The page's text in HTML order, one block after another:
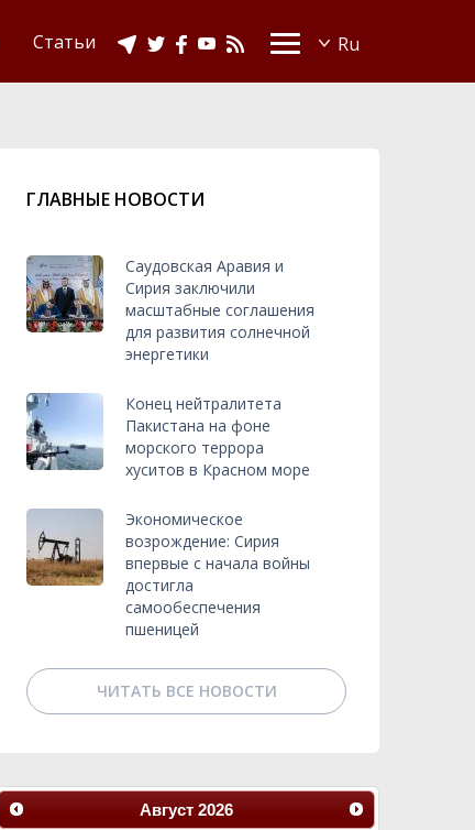
Статьи
ГЛАВНЫЕ НОВОСТИ
Саудовская Аравия и
Сирия заключили
масштабные соглашения
для развития солнечной
энергетики
Конец нейтралитета
Пакистана на фоне
морского террора
хуситов в Красном море
Экономическое
возрождение: Сирия
впервые с начала войны
достигла
самообеспечения
пшеницей
ЧИТАТЬ ВСЕ НОВОСТИ
Август 2026